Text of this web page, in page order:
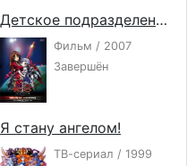
Детское подразделение: Воспламенение
Фильм / 2007
Завершён
Я стану ангелом!
ТВ-сериал / 1999